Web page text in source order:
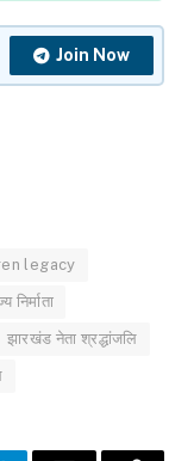
Join Now
legacy
झारखंड नेता श्रद्धांजलि